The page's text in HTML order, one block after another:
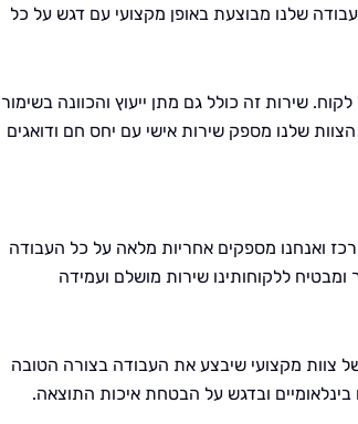
שלנו מבוצעת באופן מקצועי עם דגש על כל
שירות זה כולל גם מתן ייעוץ והכוונה בשימור
הצוות שלנו מספק שירות אישי עם יחס חם ודואגים
ואנחנו מספקים אחריות מלאה על כל העבודה
ללקוחותינו שירות מושלם ועמידה
צוות מקצועי שיבצע את העבודה בצורה הטובה
ובדגש על הבטחת איכות התוצאה.